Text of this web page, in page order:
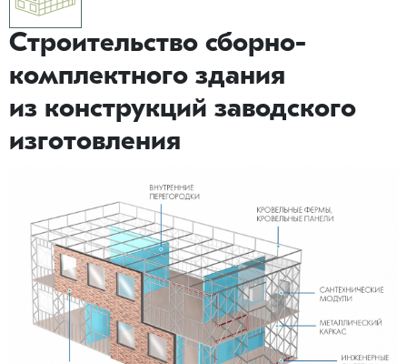
Строительство сборно-
комплектного здания
из конструкций заводского
изготовления